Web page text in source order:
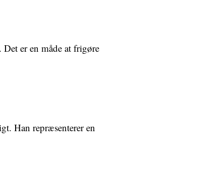
er en måde at frigøre
Han repræsenterer en